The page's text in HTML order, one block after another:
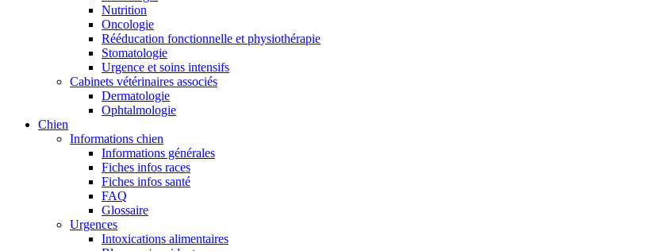
Nutrition
Oncologie
Rééducation fonctionnelle et physiothérapie
Stomatologie
Urgence et soins intensifs
Cabinets vétérinaires associés
Dermatologie
Ophtalmologie
Chien
Informations chien
Informations générales
Fiches infos races
Fiches infos santé
FAQ
Glossaire
Urgences
Intoxications alimentaires